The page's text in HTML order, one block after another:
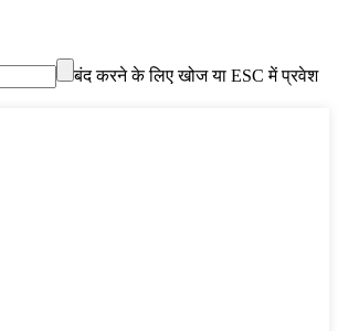
बंद करने के लिए खोज या ESC में प्रवेश